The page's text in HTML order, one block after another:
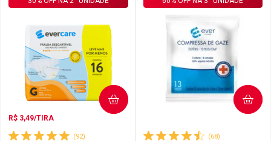
Laboratório
Por Menos Laboratório
Por Menos
(92)
R$ 3,49/TIRA
COMPRAR
(68)
COMPRAR